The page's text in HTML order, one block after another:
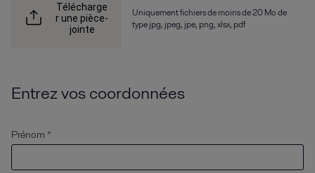
Télécharge
r une pièce-
jointe
Uniquement fichiers de moins de 20 Mo de
type jpg, jpeg, jpe, png, xlsx, pdf
Entrez vos coordonnées
Prénom *